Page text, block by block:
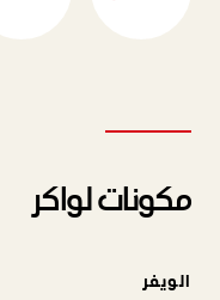
مكونات لواكر
الويفر